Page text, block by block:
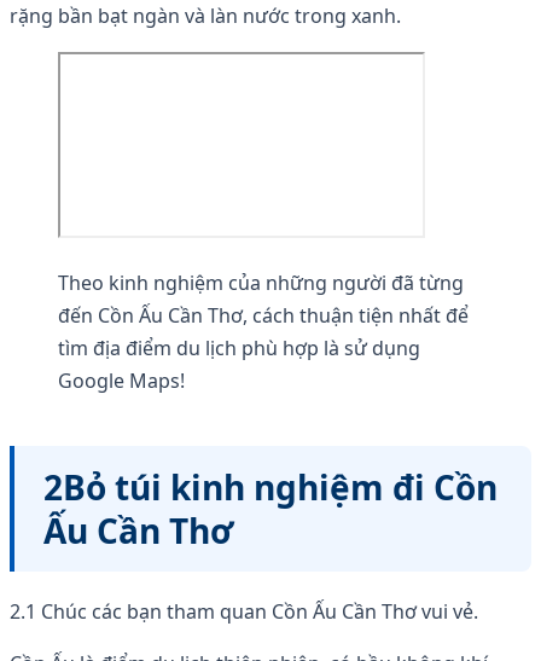
rặng bần bạt ngàn và làn nước trong xanh.
Theo kinh nghiệm của những người đã từng
đến Cồn Ấu Cần Thơ, cách thuận tiện nhất để
tìm địa điểm du lịch phù hợp là sử dụng
Google Maps!
2Bỏ túi kinh nghiệm đi Cồn
Ấu Cần Thơ
2.1 Chúc các bạn tham quan Cồn Ấu Cần Thơ vui vẻ.